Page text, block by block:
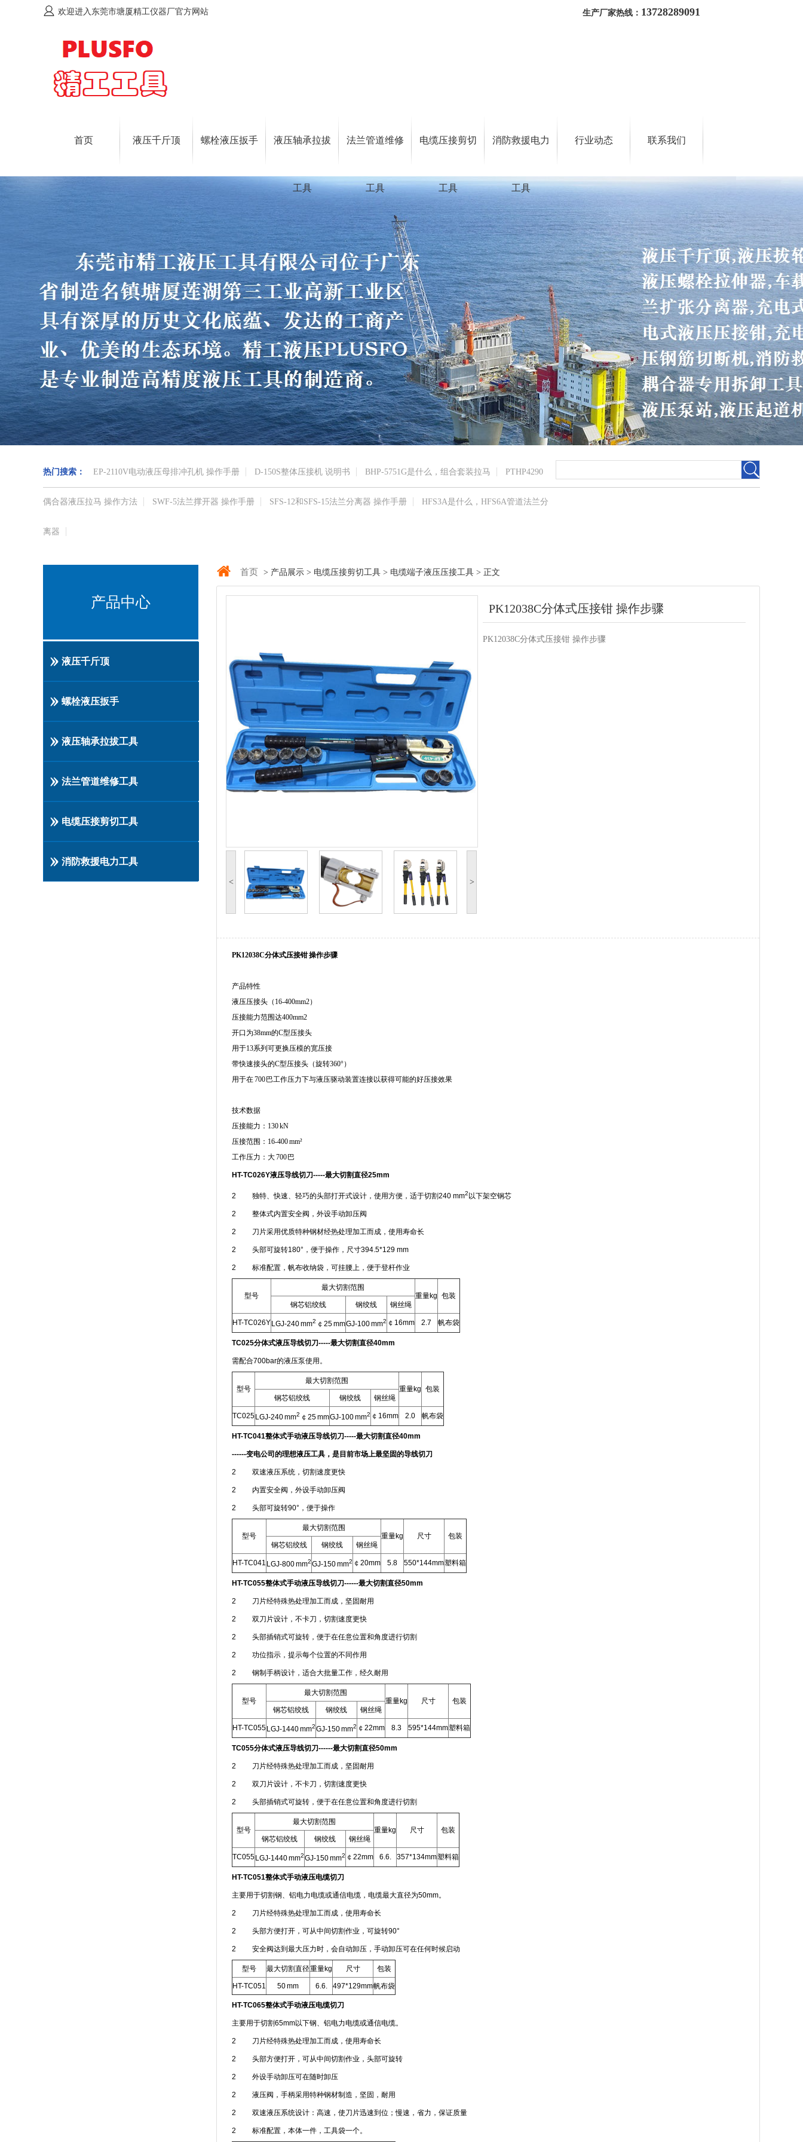
欢迎进入东莞市塘厦精工仪器厂官方网站 生产厂家热线： 13728289091
首页 液压千斤顶 螺栓液压扳手 液压轴承拉拔
工具
法兰管道维修
工具
电缆压接剪切
工具
消防救援电力
工具
行业动态 联系我们
热门搜索： EP-2110V电动液压母排冲孔机 操作手册 D-150S整体压接机 说明书 BHP-5751G是什么，组合套装拉马 PTHP4290
偶合器液压拉马 操作方法 SWF-5法兰撑开器 操作手册 SFS-12和SFS-15法兰分离器 操作手册 HFS3A是什么，HFS6A管道法兰分
离器
产品中心
液压千斤顶
螺栓液压扳手
液压轴承拉拔工具
法兰管道维修工具
电缆压接剪切工具
消防救援电力工具
首页 > 产品展示 > 电缆压接剪切工具 > 电缆端子液压压接工具 > 正文
< >
PK12038C分体式压接钳 操作步骤
PK12038C分体式压接钳 操作步骤
PK12038C分体式压接钳 操作步骤
产品特性
液压压接头（ 16-400mm2）
压接能力范围达400mm2
开口为38mm的C型压接头
用于13系列可更换压模的宽压接
带快速接头的C型压接头（旋转360°）
用于在700 巴工作压力下与液压驱动装置连接以获得可能的好压接效果
技术数据
压接能力： 130 kN
压接范围： 16-400 mm²
工作压力：大700 巴
HT-TC026Y液压导线切刀-----最大切割直径25mm
2 独特、快速、轻巧的头部打开式设计，使用方便，适于切割240 mm2 以下架空钢芯
2 整体式内置安全阀，外设手动卸压阀
2 刀片采用优质特种钢材经热处理加工而成，使用寿命长
2 头部可旋转180°，便于操作，尺寸394.5*129 mm
2 标准配置，帆布收纳袋，可挂腰上，便于登杆作业
型号
最大切割范围
重量kg 包装
钢芯铝绞线
钢绞线 钢丝绳
HT-TC026Y LGJ-240 mm2 ￠25 mmGJ-100 mm2 ￠16mm 2.7 帆布袋
TC025分体式液压导线切刀-----最大切割直径40mm
需配合700bar的液压泵使用。
型号
最大切割范围
重量kg 包装
钢芯铝绞线
钢绞线 钢丝绳
TC025 LGJ-240 mm2 ￠25 mmGJ-100 mm2 ￠16mm 2.0 帆布袋
HT-TC041整体式手动液压导线切刀-----最大切割直径40mm
------变电公司的理想液压工具，是目前市场上最坚固的导线切刀
2 双速液压系统，切割速度更快
2 内置安全阀，外设手动卸压阀
2 头部可旋转90°，便于操作
型号
最大切割范围
重量kg
尺寸
包装
钢芯铝绞线
钢绞线 钢丝绳
HT-TC041 LGJ-800 mm2 GJ-150 mm2 ￠20mm 5.8 550*144mm塑料箱
HT-TC055整体式手动液压导线切刀------最大切割直径50mm
2 刀片经特殊热处理加工而成，坚固耐用
2 双刀片设计，不卡刀，切割速度更快
2 头部插销式可旋转，便于在任意位置和角度进行切割
2 功位指示，提示每个位置的不同作用
2 钢制手柄设计，适合大批量工作，经久耐用
型号
最大切割范围
重量kg
尺寸
包装
钢芯铝绞线
钢绞线 钢丝绳
HT-TC055 LGJ-1440 mm2 GJ-150 mm2 ￠22mm 8.3 595*144mm塑料箱
TC055分体式液压导线切刀------最大切割直径50mm
2 刀片经特殊热处理加工而成，坚固耐用
2 双刀片设计，不卡刀，切割速度更快
2 头部插销式可旋转，便于在任意位置和角度进行切割
型号
最大切割范围
重量kg
尺寸
包装
钢芯铝绞线
钢绞线 钢丝绳
TC055 LGJ-1440 mm2 GJ-150 mm2 ￠22mm 6.6. 357*134mm塑料箱
HT-TC051整体式手动液压电缆切刀
主要用于切割钢、铝电力电缆或通信电缆，电缆最大直径为50mm。
2 刀片经特殊热处理加工而成，使用寿命长
2 头部方便打开，可从中间切割作业，可旋转90°
2 安全阀达到最大压力时，会自动卸压，手动卸压可在任何时候启动
型号 最大切割直径重量kg 尺寸 包装
HT-TC051 50 mm 6.6. 497*129mm帆布袋
HT-TC065整体式手动液压电缆切刀
主要用于切割65mm以下钢、铝电力电缆或通信电缆。
2 刀片经特殊热处理加工而成，使用寿命长
2 头部方便打开，可从中间切割作业，头部可旋转
2 外设手动卸压可在随时卸压
2 液压阀，手柄采用特种钢材制造，坚固，耐用
2 双速液压系统设计：高速，使刀片迅速到位；慢速，省力，保证质量
2 标准配置，本体一件，工具袋一个。